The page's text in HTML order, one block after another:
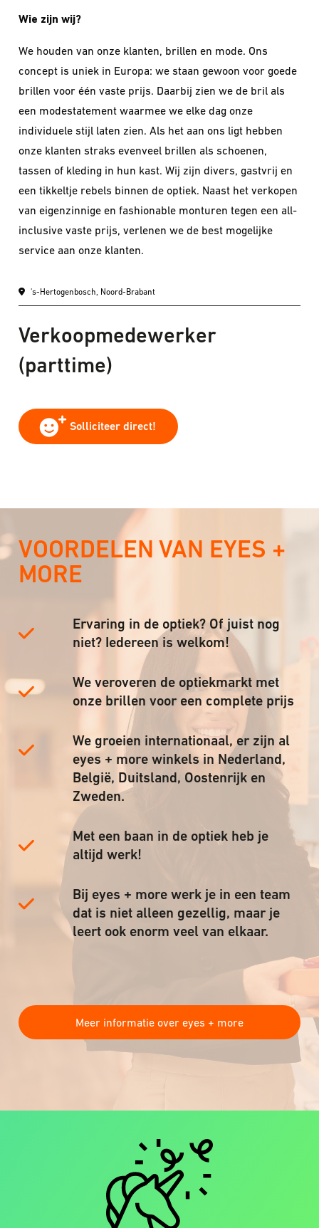
Wie zijn wij?
We houden van onze klanten, brillen en mode. Ons
concept is uniek in Europa: we staan gewoon voor goede
brillen voor één vaste prijs. Daarbij zien we de bril als
een modestatement waarmee we elke dag onze
individuele stijl laten zien. Als het aan ons ligt hebben
onze klanten straks evenveel brillen als schoenen,
tassen of kleding in hun kast. Wij zijn divers, gastvrij en
een tikkeltje rebels binnen de optiek. Naast het verkopen
van eigenzinnige en fashionable monturen tegen een all-
inclusive vaste prijs, verlenen we de best mogelijke
service aan onze klanten.
's-Hertogenbosch, Noord-Brabant
Verkoopmedewerker
(parttime)
Solliciteer direct!
VOORDELEN VAN EYES +
MORE
Ervaring in de optiek? Of juist nog
niet? Iedereen is welkom!
We veroveren de optiekmarkt met
onze brillen voor een complete prijs
We groeien internationaal, er zijn al
eyes + more winkels in Nederland,
België, Duitsland, Oostenrijk en
Zweden.
Met een baan in de optiek heb je
altijd werk!
Bij eyes + more werk je in een team
dat is niet alleen gezellig, maar je
leert ook enorm veel van elkaar.
Meer informatie over eyes + more